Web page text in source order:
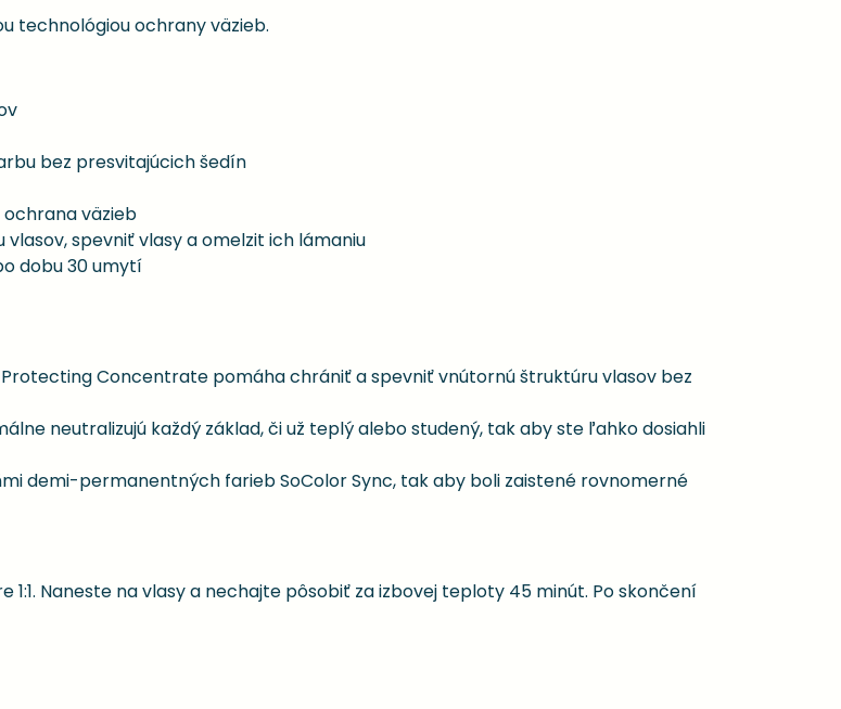
technológiou ochrany väzieb.
bez presvitajúcich šedín
väzieb
spevniť vlasy a omelzit ich lámaniu
dobu 30 umytí
Concentrate pomáha chrániť a spevniť vnútornú štruktúru vlasov bez
neutralizujú každý základ, či už teplý alebo studený, tak aby ste ľahko dosiahli
demi-permanentných farieb SoColor Sync, tak aby boli zaistené rovnomerné
Naneste na vlasy a nechajte pôsobiť za izbovej teploty 45 minút. Po skončení